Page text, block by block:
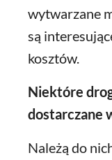
wytwarzane
są
kosztów.
Niektóre
dostarczane
Należą do